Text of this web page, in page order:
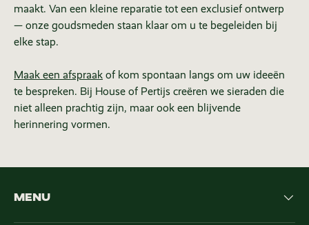
maakt. Van een kleine reparatie tot een exclusief ontwerp
— onze goudsmeden staan klaar om u te begeleiden bij
elke stap.
Maak een afspraak of kom spontaan langs om uw ideeën
te bespreken. Bij House of Pertijs creëren we sieraden die
niet alleen prachtig zijn, maar ook een blijvende
herinnering vormen.
MENU